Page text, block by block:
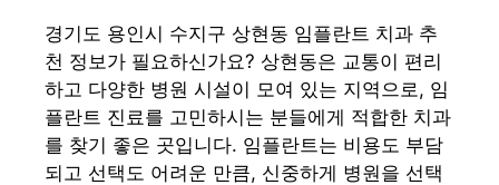
경기도 용인시 수지구 상현동 임플란트 치과 추
천 정보가 필요하신가요? 상현동은 교통이 편리
하고 다양한 병원 시설이 모여 있는 지역으로, 임
플란트 진료를 고민하시는 분들에게 적합한 치과
를 찾기 좋은 곳입니다. 임플란트는 비용도 부담
되고 선택도 어려운 만큼, 신중하게 병원을 선택